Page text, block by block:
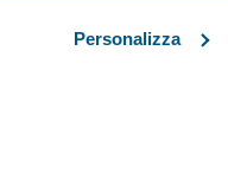
Personalizza